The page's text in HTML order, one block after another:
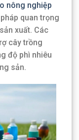
nông nghiệp
quan trọng
xuất. Các
cây trồng
độ phì nhiêu
sản.